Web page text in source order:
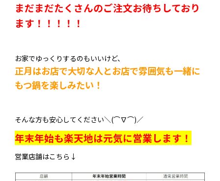
まだまだたくさんのご注文お待ちしており
ます！！！！！
お家でゆっくりするのもいいけど、
正月はお店で大切な人とお店で雰囲気も一緒に
もつ鍋を楽しみたい！
そんな方も安心してください＼(⌒∇⌒)／
年末年始も楽天地は元気に営業します！
営業店舗はこちら↓